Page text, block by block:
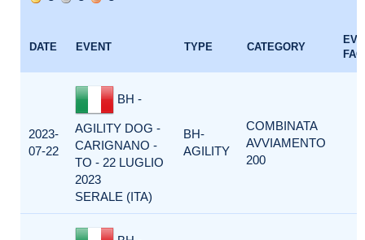
DATE EVENT TYPE CATEGORY
2023-
07-22
BH -
AGILITY DOG -
CARIGNANO -
TO - 22 LUGLIO
2023
SERALE (ITA)
BH-
AGILITY
COMBINATA
AVVIAMENTO
200